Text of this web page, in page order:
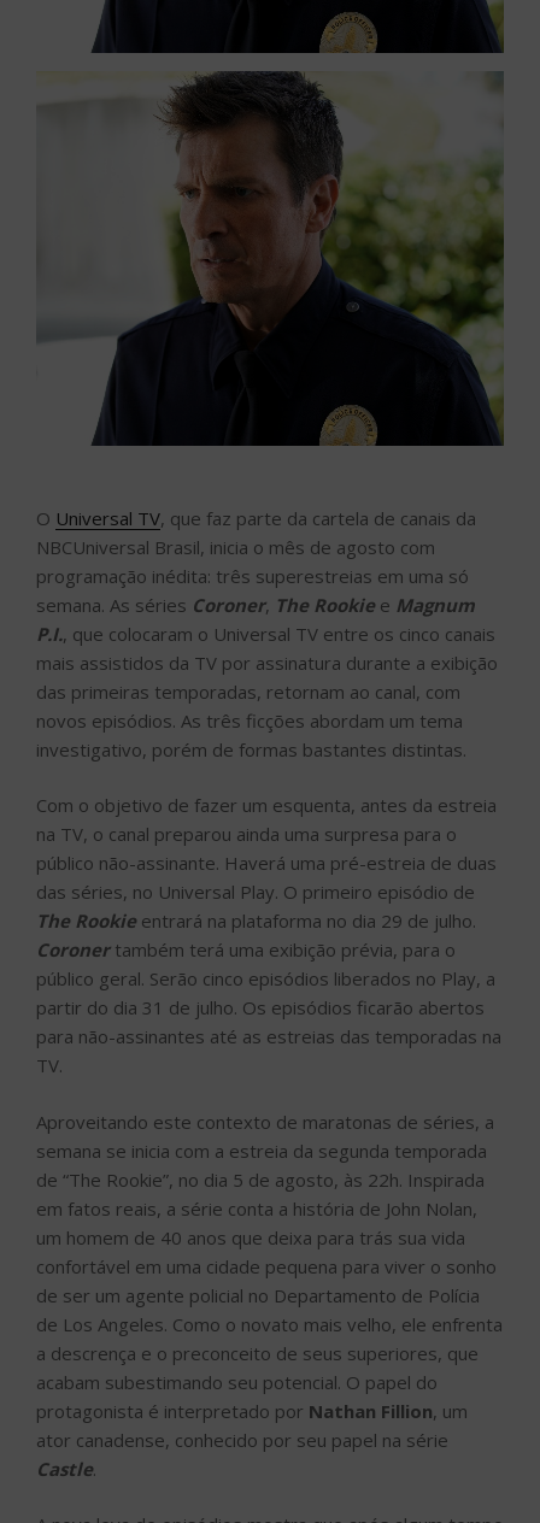
O Universal TV, que faz parte da cartela de canais da
NBCUniversal Brasil, inicia o mês de agosto com
programação inédita: três superestreias em uma só
semana. As séries Coroner, The Rookie e Magnum
P.I., que colocaram o Universal TV entre os cinco canais
mais assistidos da TV por assinatura durante a exibição
das primeiras temporadas, retornam ao canal, com
novos episódios. As três ficções abordam um tema
investigativo, porém de formas bastantes distintas.
Com o objetivo de fazer um esquenta, antes da estreia
na TV, o canal preparou ainda uma surpresa para o
público não-assinante. Haverá uma pré-estreia de duas
das séries, no Universal Play. O primeiro episódio de
The Rookie entrará na plataforma no dia 29 de julho.
Coroner também terá uma exibição prévia, para o
público geral. Serão cinco episódios liberados no Play, a
partir do dia 31 de julho. Os episódios ficarão abertos
para não-assinantes até as estreias das temporadas na
TV.
Aproveitando este contexto de maratonas de séries, a
semana se inicia com a estreia da segunda temporada
de “The Rookie”, no dia 5 de agosto, às 22h. Inspirada
em fatos reais, a série conta a história de John Nolan,
um homem de 40 anos que deixa para trás sua vida
confortável em uma cidade pequena para viver o sonho
de ser um agente policial no Departamento de Polícia
de Los Angeles. Como o novato mais velho, ele enfrenta
a descrença e o preconceito de seus superiores, que
acabam subestimando seu potencial. O papel do
protagonista é interpretado por Nathan Fillion, um
ator canadense, conhecido por seu papel na série
Castle.